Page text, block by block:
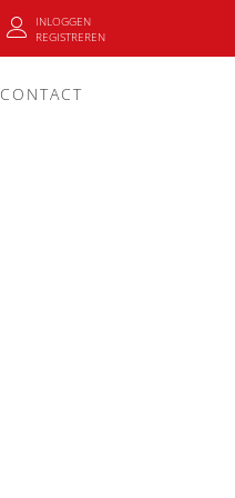
INLOGGEN
REGISTREREN
CONTACT